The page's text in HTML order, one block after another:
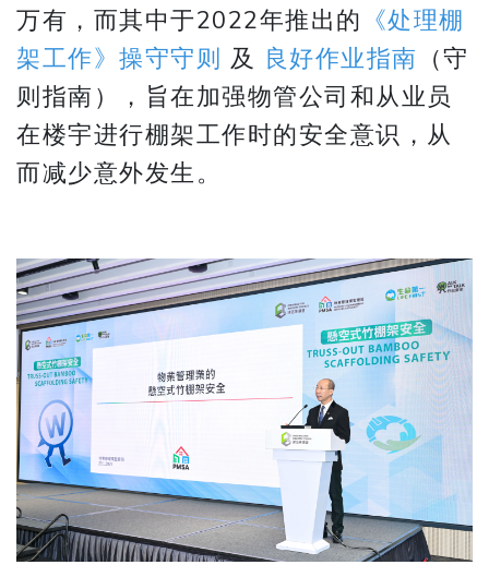
万有，而其中于2022年推出的 《处理棚
架工作》操守守则 及 良好作业指南 （守
则指南），旨在加强物管公司和从业员
在楼宇进行棚架工作时的安全意识，从
而减少意外发生。